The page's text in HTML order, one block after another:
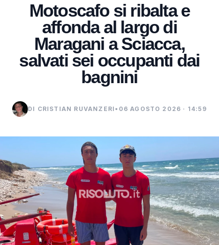
Motoscafo si ribalta e
affonda al largo di
Maragani a Sciacca,
salvati sei occupanti dai
bagnini
DI CRISTIAN RUVANZERI • 06 AGOSTO 2026 · 14:59